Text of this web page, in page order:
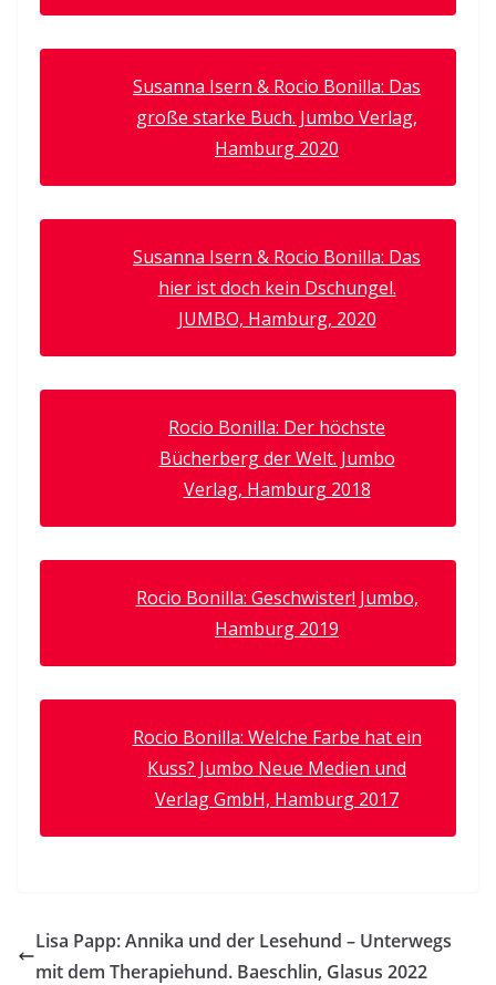
Susanna Isern & Rocio Bonilla: Das
große starke Buch. Jumbo Verlag,
Hamburg 2020
Susanna Isern & Rocio Bonilla: Das
hier ist doch kein Dschungel.
JUMBO, Hamburg, 2020
Rocio Bonilla: Der höchste
Bücherberg der Welt. Jumbo
Verlag, Hamburg 2018
Rocio Bonilla: Geschwister! Jumbo,
Hamburg 2019
Rocio Bonilla: Welche Farbe hat ein
Kuss? Jumbo Neue Medien und
Verlag GmbH, Hamburg 2017
Lisa Papp: Annika und der Lesehund – Unterwegs
mit dem Therapiehund. Baeschlin, Glasus 2022